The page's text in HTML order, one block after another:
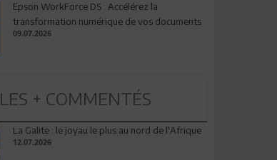
Epson WorkForce DS : Accélérez la
transformation numérique de vos documents
09.07.2026
LES + COMMENTÉS
La Galite : le joyau le plus au nord de l'Afrique
12.07.2026